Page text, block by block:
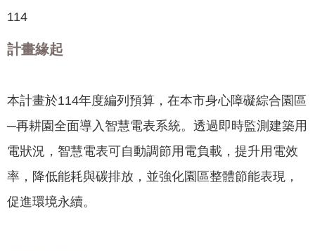
新
告
機
關
網
站
114
計畫緣起
本計畫於114年度編列預算，在本市身心障礙綜合園區
─再耕園全面導入智慧電表系統。透過即時監測建築用
電狀況，智慧電表可自動調節用電負載，提升用電效
率，降低能耗與碳排放，並強化園區整體節能表現，
促進環境永續。